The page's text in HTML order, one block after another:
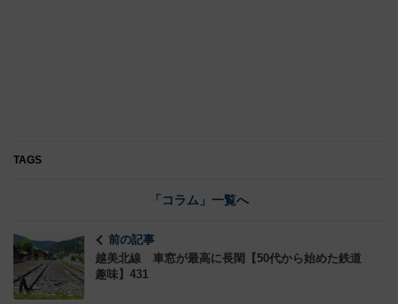
TAGS
「コラム」一覧へ
前の記事
越美北線 車窓が最高に長閑【50代から始めた鉄道
趣味】431